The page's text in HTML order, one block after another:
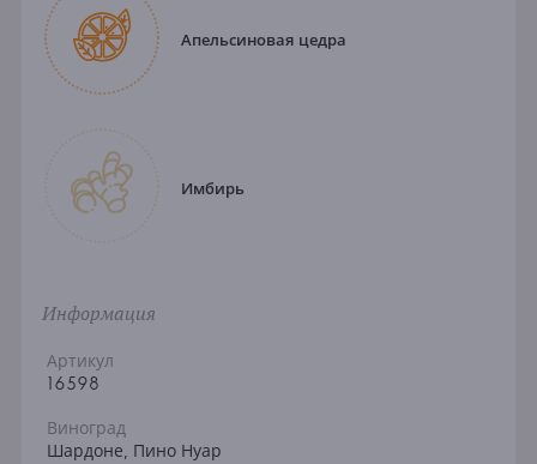
Апельсиновая цедра
Имбирь
Информация
Артикул
16598
Виноград
Шардоне, Пино Нуар